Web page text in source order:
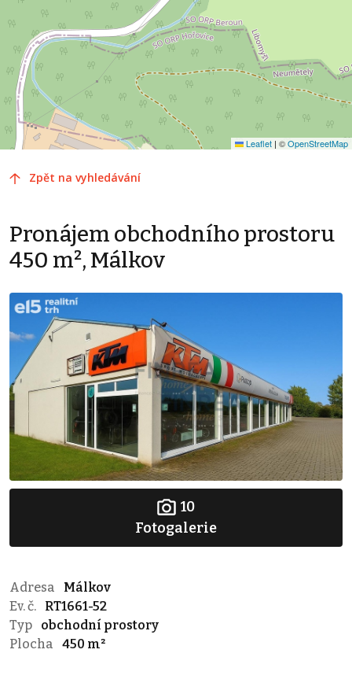
Leaflet | ©OpenStreetMap
Zpět na vyhledávání
Pronájem obchodního prostoru
450 m², Málkov
10
Fotogalerie
Adresa
Málkov
Ev. č.
RT1661-52
Typ
obchodní prostory
Plocha
450 m²